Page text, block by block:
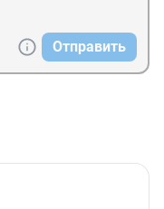
Отправить